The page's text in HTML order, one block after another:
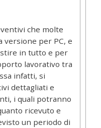
che molte
versione per PC, e
in tutto e per
lavorativo tra
infatti, si
dettagliati e
i quali potranno
ricevuto e
un periodo di